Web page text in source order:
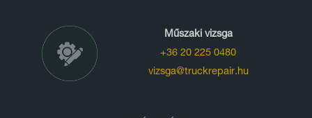
Műszaki vizsga
+36 20 225 0480
vizsga@truckrepair.hu